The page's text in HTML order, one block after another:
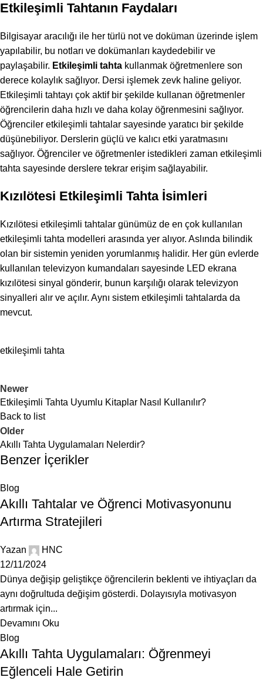
Etkileşimli Tahtanın Faydaları
Bilgisayar aracılığı ile her türlü not ve doküman üzerinde işlem
yapılabilir, bu notları ve dokümanları kaydedebilir ve
paylaşabilir. Etkileşimli tahta kullanmak öğretmenlere son
derece kolaylık sağlıyor. Dersi işlemek zevk haline geliyor.
Etkileşimli tahtayı çok aktif bir şekilde kullanan öğretmenler
öğrencilerin daha hızlı ve daha kolay öğrenmesini sağlıyor.
Öğrenciler etkileşimli tahtalar sayesinde yaratıcı bir şekilde
düşünebiliyor. Derslerin güçlü ve kalıcı etki yaratmasını
sağlıyor. Öğrenciler ve öğretmenler istedikleri zaman etkileşimli
tahta sayesinde derslere tekrar erişim sağlayabilir.
Kızılötesi Etkileşimli Tahta İsimleri
Kızılötesi etkileşimli tahtalar günümüz de en çok kullanılan
etkileşimli tahta modelleri arasında yer alıyor. Aslında bilindik
olan bir sistemin yeniden yorumlanmış halidir. Her gün evlerde
kullanılan televizyon kumandaları sayesinde LED ekrana
kızılötesi sinyal gönderir, bunun karşılığı olarak televizyon
sinyalleri alır ve açılır. Aynı sistem etkileşimli tahtalarda da
mevcut.
etkileşimli tahta
Newer
Etkileşimli Tahta Uyumlu Kitaplar Nasıl Kullanılır?
Back to list
Older
Akıllı Tahta Uygulamaları Nelerdir?
Benzer İçerikler
Blog
Akıllı Tahtalar ve Öğrenci Motivasyonunu
Artırma Stratejileri
Yazan
HNC
12/11/2024
Dünya değişip geliştikçe öğrencilerin beklenti ve ihtiyaçları da
aynı doğrultuda değişim gösterdi. Dolayısıyla motivasyon
artırmak için...
Devamını Oku
Blog
Akıllı Tahta Uygulamaları: Öğrenmeyi
Eğlenceli Hale Getirin